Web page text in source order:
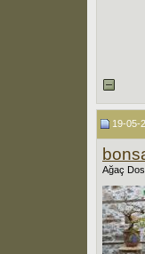
19-05-
Ağaç